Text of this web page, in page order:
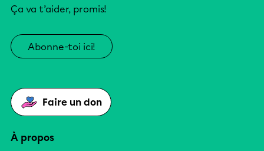
Ça va t’aider, promis!
Abonne-toi ici!
Faire un don
À propos